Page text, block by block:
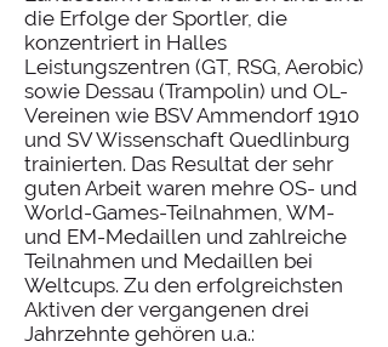
die Erfolge der Sportler, die
konzentriert in Halles
Leistungszentren (GT, RSG, Aerobic)
sowie Dessau (Trampolin) und OL-
Vereinen wie BSV Ammendorf 1910
und SV Wissenschaft Quedlinburg
trainierten. Das Resultat der sehr
guten Arbeit waren mehre OS- und
World-Games-Teilnahmen, WM-
und EM-Medaillen und zahlreiche
Teilnahmen und Medaillen bei
Weltcups. Zu den erfolgreichsten
Aktiven der vergangenen drei
Jahrzehnte gehören u.a.: